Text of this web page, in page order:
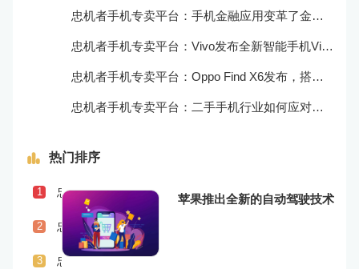
忠机者手机专卖平台：手机金融应用变革了金融行业
忠机者手机专卖平台：Vivo发布全新智能手机Vivo Y90
忠机者手机专卖平台：Oppo Find X6发布，搭载高通骁龙898芯片
忠机者手机专卖平台：二手手机行业如何应对物流运营的优化
热门排序
苹果推出全新的自动驾驶技术
1 忠机者手机专卖平台：二手手机行业如何应对社会民生问题
2 忠机者手机专卖平台：LG发布Wing智能手机，支持双屏交互
3 忠机者手机专卖平台：二手手机行业如何应对供应链管理的挑战